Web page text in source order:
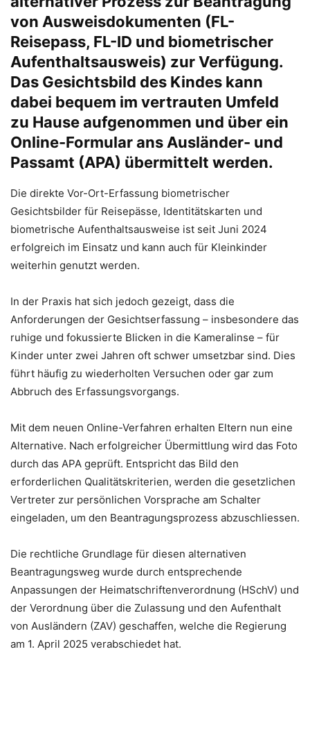
von Ausweisdokumenten (FL-
Reisepass, FL-ID und biometrischer
Aufenthaltsausweis) zur Verfügung.
Das Gesichtsbild des Kindes kann
dabei bequem im vertrauten Umfeld
zu Hause aufgenommen und über ein
Online-Formular ans Ausländer- und
Passamt (APA) übermittelt werden.
Die direkte Vor-Ort-Erfassung biometrischer
Gesichtsbilder für Reisepässe, Identitätskarten und
biometrische Aufenthaltsausweise ist seit Juni 2024
erfolgreich im Einsatz und kann auch für Kleinkinder
weiterhin genutzt werden.
In der Praxis hat sich jedoch gezeigt, dass die
Anforderungen der Gesichtserfassung – insbesondere das
ruhige und fokussierte Blicken in die Kameralinse – für
Kinder unter zwei Jahren oft schwer umsetzbar sind. Dies
führt häufig zu wiederholten Versuchen oder gar zum
Abbruch des Erfassungsvorgangs.
Mit dem neuen Online-Verfahren erhalten Eltern nun eine
Alternative. Nach erfolgreicher Übermittlung wird das Foto
durch das APA geprüft. Entspricht das Bild den
erforderlichen Qualitätskriterien, werden die gesetzlichen
Vertreter zur persönlichen Vorsprache am Schalter
eingeladen, um den Beantragungsprozess abzuschliessen.
Die rechtliche Grundlage für diesen alternativen
Beantragungsweg wurde durch entsprechende
Anpassungen der Heimatschriftenverordnung (HSchV) und
der Verordnung über die Zulassung und den Aufenthalt
von Ausländern (ZAV) geschaffen, welche die Regierung
am 1. April 2025 verabschiedet hat.